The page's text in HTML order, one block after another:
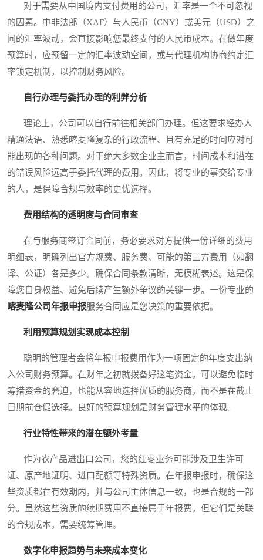
对于需要从中国境内支付费用的公司，汇率是一个不可忽视
的因素。中非法郎（XAF）与人民币（CNY）或美元（USD）之
间的汇率波动，会直接影响您最终支付的人民币成本。在做年度
预算时，应预留一定的汇率波动空间，或与代理机构协商约定汇
率锁定机制，以控制财务风险。
自行办理与委托办理的利弊分析
理论上，公司可以自行前往相关部门办理。但这要求经办人
精通法语、熟悉喀麦隆复杂的行政流程、且有充足的时间应对可
能出现的各种问题。对于绝大多数企业主而言，时间成本和潜在
的错误风险远高于委托代理的费用。因此，将专业的事交给专业
的人，是保障合规与效率的更优选择。
费用结构的透明度与合同审查
在与服务商签订合同前，务必要求对方提供一份详细的费用
明细表，明确列出官方规费、服务费、可能的第三方费用（如翻
译、公证）各是多少。确保合同条款清晰，无模糊表述。这是保
障您自身权益、避免后续产生额外争议的关键一步。一份专业的
喀麦隆公司年报申报服务合同应是您决策的重要依据。
利用预算规划实现成本控制
聪明的管理者会将年报申报费用作为一项固定的年度支出纳
入公司财务预算。在财年之初就拨备好这笔资金，可以避免临时
筹措资金的窘迫，也能从容地选择优质的服务商，而不是在截止
日期前仓促选择。良好的预算规划是财务管理水平的体现。
行业特性带来的潜在额外考量
作为农产品进出口公司，您的红枣业务可能涉及卫生许可
证、原产地证明、进口配额等特殊资质。在年报申报时，确保这
些资质都在有效期内，并与公司主体信息一致，也是合规的一部
分。虽然这些资质的续期费用不直接属于年报费，但它们是关联
的合规成本，需要统筹管理。
数字化申报趋势与未来成本变化